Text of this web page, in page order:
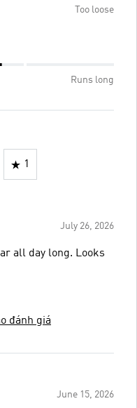
Too loose
Runs long
1
July 26, 2026
all day long. Looks
đánh giá
June 15, 2026